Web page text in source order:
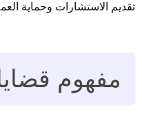
تقديم الاستشارات وحماية
مفهوم